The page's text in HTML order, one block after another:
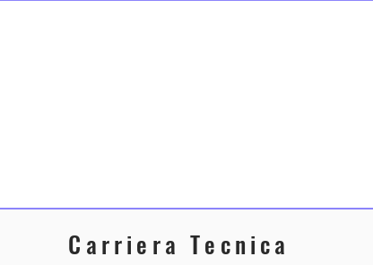
Carriera Tecnica